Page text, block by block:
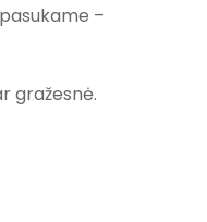
–
gražesnė.